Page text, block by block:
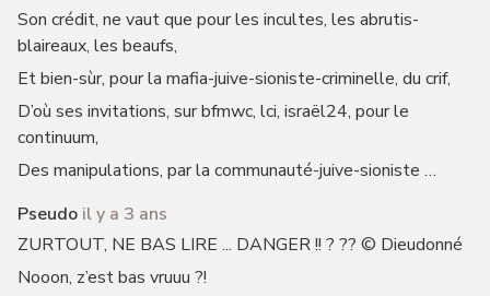
Son crédit, ne vaut que pour les incultes, les abrutis-
blaireaux, les beaufs,
Et bien-sùr, pour la mafia-juive-sioniste-criminelle, du crif,
D’où ses invitations, sur bfmwc, lci, israël24, pour le
continuum,
Des manipulations, par la communauté-juive-sioniste …
Pseudo il y a 3 ans
ZURTOUT, NE BAS LIRE ... DANGER !! ? ?? © Dieudonné
Nooon, z’est bas vruuu ?!